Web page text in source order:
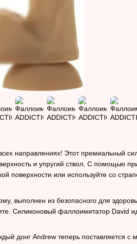
направлениях! Этот премиальный
и упругий ствол. С помощью
поверхности или используйте со
выполнен из безопасного для
Силиконовый фаллоимитатор David
донг Andrew теперь поставляется с